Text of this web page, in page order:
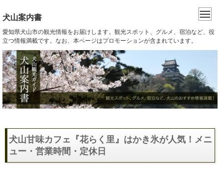
犬山案内書
愛知県犬山市の観光情報をお届けします。観光スポット、グルメ、宿泊など、役
立つ情報満載です。なお、本ページはプロモーションが含まれています。
犬山甘味カフェ『花らく里』はかき氷が人気！メニ
ュー・営業時間・定休日